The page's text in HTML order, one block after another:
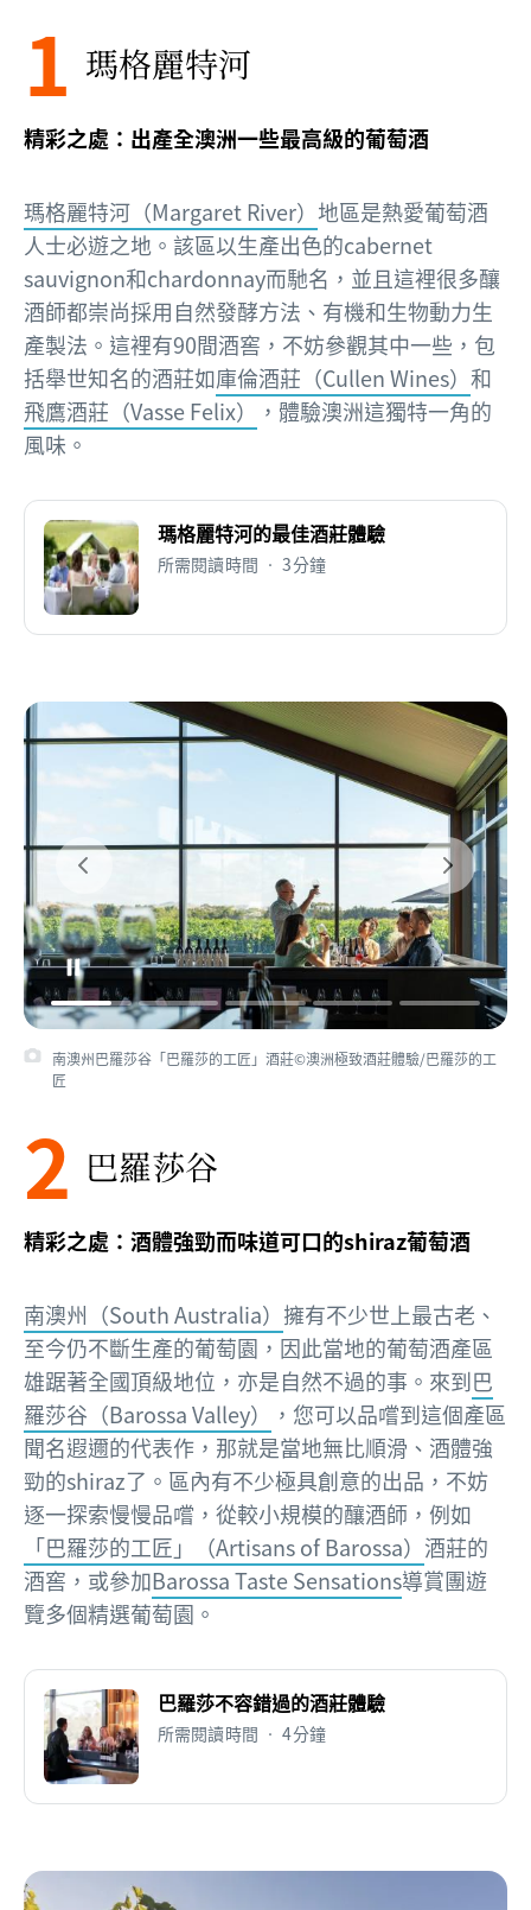
1 瑪格麗特河
精彩之處：出產全澳洲一些最高級的葡萄酒
瑪格麗特河（Margaret River） 地區是熱愛葡萄酒
人士必遊之地。該區以生產出色的cabernet
sauvignon和chardonnay而馳名，並且這裡很多釀
酒師都崇尚採用自然發酵方法、有機和生物動力生
產製法。這裡有90間酒窖，不妨參觀其中一些，包
括舉世知名的酒莊如庫倫酒莊（Cullen Wines） 和
飛鷹酒莊（Vasse Felix）
，體驗澳洲這獨特一角的
風味。
瑪格麗特河的最佳酒莊體驗
所需閱讀時間 • 3分鐘
南澳州巴羅莎谷「巴羅莎的工匠」酒莊©澳洲極致酒莊體驗/巴羅莎的工
匠
2 巴羅莎谷
精彩之處：酒體強勁而味道可口的shiraz葡萄酒
南澳州（South Australia） 擁有不少世上最古老、
至今仍不斷生產的葡萄園，因此當地的葡萄酒產區
雄踞著全國頂級地位，亦是自然不過的事。來到巴
羅莎谷（Barossa Valley）
，您可以品嚐到這個產區
聞名遐邇的代表作，那就是當地無比順滑、酒體強
勁的shiraz了。區內有不少極具創意的出品，不妨
逐一探索慢慢品嚐，從較小規模的釀酒師，例如
「巴羅莎的工匠」（Artisans of Barossa） 酒莊的
酒窖，或參加Barossa Taste Sensations導賞團遊
覽多個精選葡萄園。
巴羅莎不容錯過的酒莊體驗
所需閱讀時間 • 4分鐘